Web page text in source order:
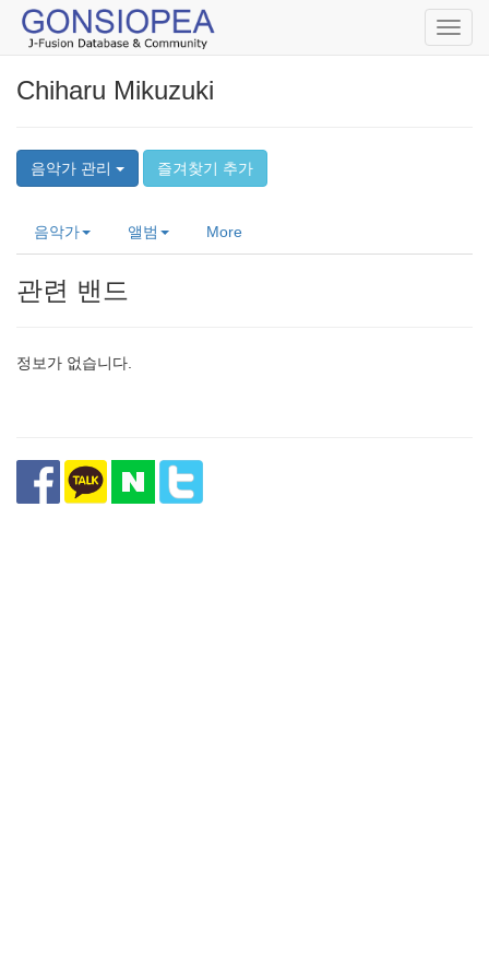
Chiharu Mikuzuki
음악가 관리 즐겨찾기 추가
음악가 앨범 More
관련 밴드
정보가 없습니다.